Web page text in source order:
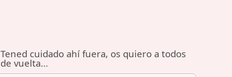
Tened cuidado ahí fuera, os quiero a todos
de vuelta...